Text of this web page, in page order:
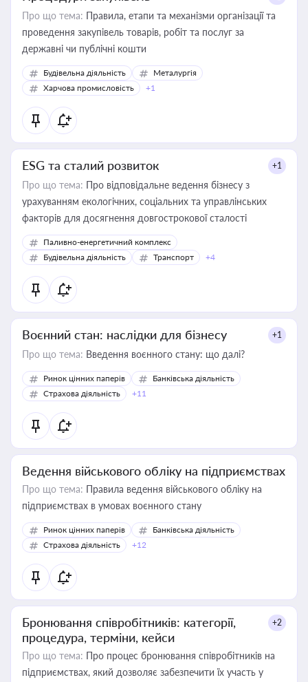
Про що тема: Правила, етапи та механізми організації та
проведення закупівель товарів, робіт та послуг за
державні чи публічні кошти
Будівельна діяльність
Металургія
Харчова промисловість
+1
ESG та сталий розвиток +1
Про що тема: Про відповідальне ведення бізнесу з
урахуванням екологічних, соціальних та управлінських
факторів для досягнення довгострокової сталості
Паливно-енергетичний комплекс
Будівельна діяльність
Транспорт +4
Воєнний стан: наслідки для бізнесу +1
Про що тема: Введення воєнного стану: що далі?
Ринок цінних паперів
Банківська діяльність
Страхова діяльність
+11
Ведення військового обліку на підприємствах
Про що тема: Правила ведення військового обліку на
підприємствах в умовах воєнного стану
Ринок цінних паперів
Банківська діяльність
Страхова діяльність
+12
Бронювання співробітників: категорії,
процедура, терміни, кейси
+2
Про що тема: Про процес бронювання співробітників на
підприємствах, який дозволяє забезпечити їх участь у